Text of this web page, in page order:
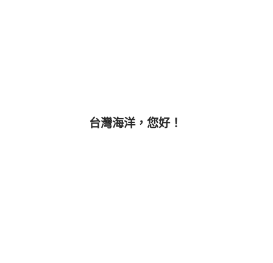
台灣海洋，您好！